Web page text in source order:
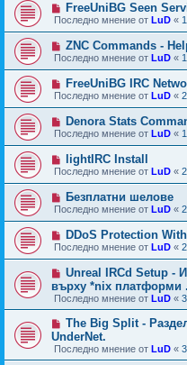
FreeUniBG Seen
Последно мнение от LuD «
ZNC Commands -
Последно мнение от LuD «
FreeUniBG IRC
Последно мнение от LuD «
Denora Stats
Последно мнение от LuD «
lightIRC Install
Последно мнение от LuD «
Безплатни шелове
Последно мнение от LuD «
DDoS Protection
Последно мнение от LuD «
Unreal IRCd Setup -
върху *nix платформи .
Последно мнение от LuD «
The Big Split -
UnderNet.
Последно мнение от LuD «